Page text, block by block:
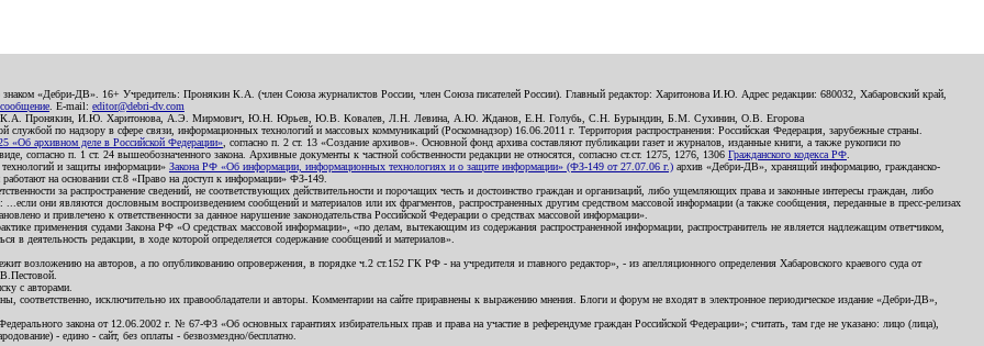
знаком «Дебри-ДВ». 16+ Учредитель: Пронякин К.А. (член Союза журналистов России, член Союза писателей России). Главный редактор: Харитонова И.Ю. Адрес редакции: 680032, Хабаровский край,
. E-mail: editor@debri-dv.com
К.А. Пронякин, И.Ю. Харитонова, А.Э. Мирмович, Ю.Н. Юрьев, Ю.В. Ковалев, Л.Н. Левина, А.Ю. Жданов, Е.Н. Голубь, С.Н. Бурындин, Б.М. Сухинин, О.В. Егорова
службой по надзору в сфере связи, информационных технологий и массовых коммуникаций (Роскомнадзор) 16.06.2011 г. Территория распространения: Российская Федерация, зарубежные страны.
«Об архивном деле в Российской Федерации» , согласно п. 2 ст. 13 «Создание архивов». Основной фонд архива составляют публикации газет и журналов, изданные книги, а также рукописи по
согласно п. 1 ст. 24 вышеобозначенного закона. Архивные документы к частной собственности редакции не относятся, согласно ст.ст. 1275, 1276, 1306 Гражданского кодекса РФ
и защиты информации» Закона РФ «Об информации, информационных технологиях и о защите информации» (ФЗ-149 от 27.07.06 г.) архив «Дебри-ДВ», хранящий информацию, гражданско-
на основании ст.8 «Право на доступ к информации» ФЗ-149.
за распространение сведений, не соответствующих действительности и порочащих честь и достоинство граждан и организаций, либо ущемляющих права и законные интересы граждан, либо
они являются дословным воспроизведением сообщений и материалов или их фрагментов, распространенных другим средством массовой информации (а также сообщения, переданные в пресс-релизах
и привлечено к ответственности за данное нарушение законодательства Российской Федерации о средствах массовой информации».
применения судами Закона РФ «О средствах массовой информации», «по делам, вытекающим из содержания распространенной информации, распространитель не является надлежащим ответчиком,
деятельность редакции, в ходе которой определяется содержание сообщений и материалов».
возложению на авторов, а по опубликованию опровержения, в порядке ч.2 ст.152 ГК РФ - на учредителя и главного редактор», - из апелляционного определения Хабаровского краевого суда от
с авторами.
соответственно, исключительно их правообладатели и авторы. Комментарии на сайте приравнены к выражению мнения. Блоги и форум не входят в электронное периодическое издание «Дебри-ДВ»,
закона от 12.06.2002 г. № 67-ФЗ «Об основных гарантиях избирательных прав и права на участие в референдуме граждан Российской Федерации»; считать, там где не указано: лицо (лица),
- едино - сайт, без оплаты - безвозмездно/бесплатно.